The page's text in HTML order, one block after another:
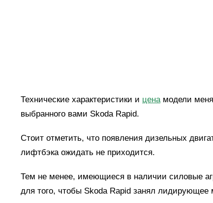
Технические характеристики и цена модели
выбранного вами Skoda Rapid.
Стоит отметить, что появления дизельных
лифтбэка ожидать не приходится.
Тем не менее, имеющиеся в наличии силовые
для того, чтобы Skoda Rapid занял лидирующее